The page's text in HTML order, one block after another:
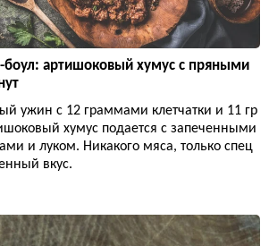
боул: артишоковый хумус с пряными
ужин с 12 граммами клетчатки и 11 гр
хумус подается с запеченными
и луком. Никакого мяса, только спец
вкус.